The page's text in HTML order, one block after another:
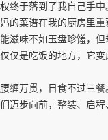
于落到了我自己手中
的菜谱在我的厨房里
滋味不如玉盘珍馐，
仅是吃饭的地方，它
万贯，日食不过三餐
迈步向前，整装、启